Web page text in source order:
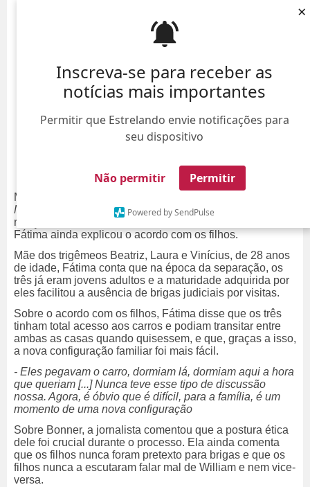
Inscreva-se para receber as
notícias mais importantes
Permitir que Estrelando envie notificações para
seu dispositivo
Não permitir Permitir
Powered by SendPulse
×
Maturidade é tudo! Durante sua participação no
Mil e Uma Tretas
, Fátima Bernardes revelou como foi a
relação com os filhos após o divórcio de William Bonner.
Fátima ainda explicou o acordo com os filhos.
Mãe dos trigêmeos Beatriz, Laura e Vinícius, de 28 anos
de idade, Fátima conta que na época da separação, os
três já eram jovens adultos e a maturidade adquirida por
eles facilitou a ausência de brigas judiciais por visitas.
Sobre o acordo com os filhos, Fátima disse que os três
tinham total acesso aos carros e podiam transitar entre
ambas as casas quando quisessem, e que, graças a isso,
a nova configuração familiar foi mais fácil.
- Eles pegavam o carro, dormiam lá, dormiam aqui a hora
que queriam [...] Nunca teve esse tipo de discussão
nossa. Agora, é óbvio que é difícil, para a família, é um
momento de uma nova configuração
Sobre Bonner, a jornalista comentou que a postura ética
dele foi crucial durante o processo. Ela ainda comenta
que os filhos nunca foram pretexto para brigas e que os
filhos nunca a escutaram falar mal de William e nem vice-
versa.